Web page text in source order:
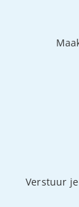
Verstuur